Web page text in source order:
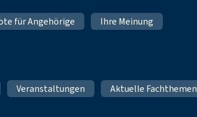
für Angehörige Ihre Meinung
Veranstaltungen Aktuelle Fachthemen